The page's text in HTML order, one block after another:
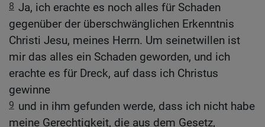
8 Ja, ich erachte es noch alles für Schaden
gegenüber der überschwänglichen Erkenntnis
Christi Jesu, meines Herrn. Um seinetwillen ist
mir das alles ein Schaden geworden, und ich
erachte es für Dreck, auf dass ich Christus
gewinne
9 und in ihm gefunden werde, dass ich nicht habe
meine Gerechtigkeit, die aus dem Gesetz,